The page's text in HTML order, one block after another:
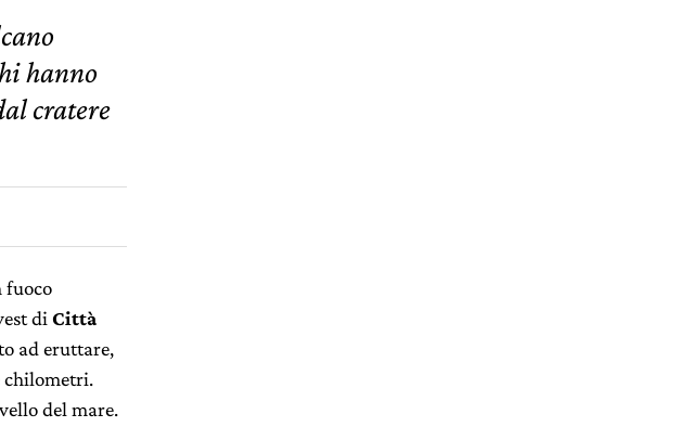
hanno
cratere
fuoco
di Città
ad eruttare,
chilometri.
del mare.